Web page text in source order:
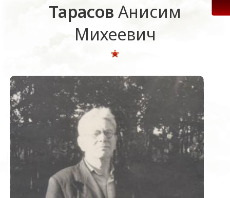
Тарасов Анисим
Михеевич